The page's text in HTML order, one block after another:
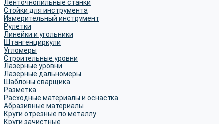
Ленточнопильные станки
Стойки для инструмента
Измерительный инструмент
Рулетки
Линейки и угольники
Штангенциркули
Угломеры
Строительные уровни
Лазерные уровни
Лазерные дальномеры
Шаблоны сварщика
Разметка
Расходные материалы и оснастка
Абразивные материалы
Круги отрезные по металлу
Круги зачистные